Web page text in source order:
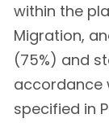
within the
Migration,
(75%) and
accordance
specified in